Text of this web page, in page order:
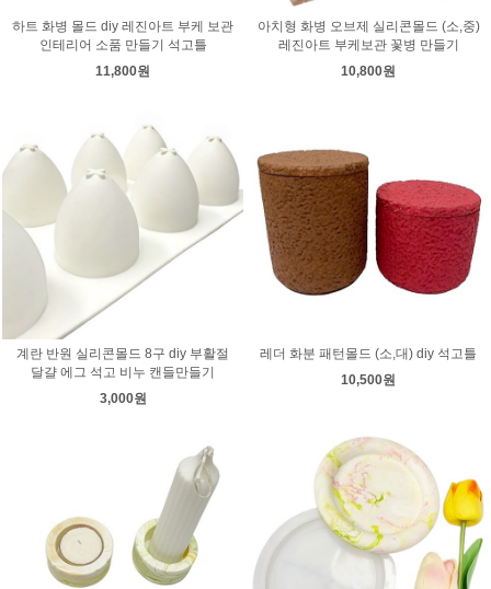
하트 화병 몰드 diy 레진아트 부케 보관
인테리어 소품 만들기 석고틀
11,800원
아치형 화병 오브제 실리콘몰드 (소,중)
레진아트 부케보관 꽃병 만들기
10,800원
계란 반원 실리콘몰드 8구 diy 부활절
달걀 에그 석고 비누 캔들만들기
3,000원
레더 화분 패턴몰드 (소,대) diy 석고틀
10,500원